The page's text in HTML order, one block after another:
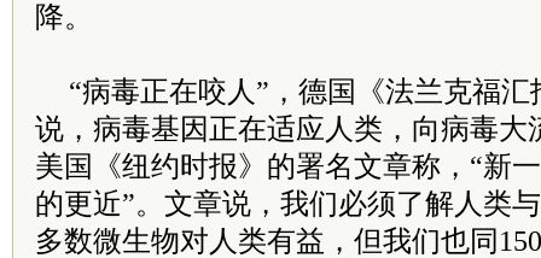
降。
“病毒正在咬人”，德国《法兰克福
说，病毒基因正在适应人类，向病毒大
美国《纽约时报》的署名文章称，“新
的更近”。文章说，我们必须了解人类
多数微生物对人类有益，但我们也同